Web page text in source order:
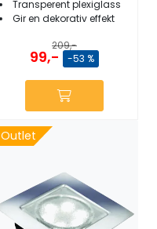
Transperent plexiglass
Gir en dekorativ effekt
209,-
99,- -53 %
Outlet